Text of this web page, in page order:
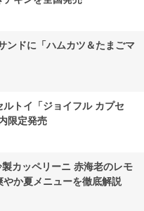
ンドに「ハムカツ＆たまごマ
トイ「ジョイフル カプセ
限定発売
カッペリーニ 赤海老のレモ
か夏メニューを徹底解説